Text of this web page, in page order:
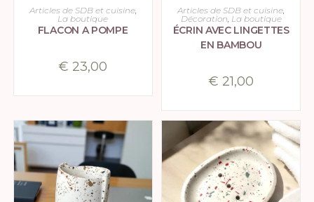
CHOIX DES OPTIONS
Articles de SDB et cuisine,
La boutique
FLACON A POMPE
€ 23,00
CHOIX DES OPTIONS
Articles de SDB et cuisine,
Décoration, La boutique
ÉCRIN AVEC LINGETTES
EN BAMBOU
€ 21,00